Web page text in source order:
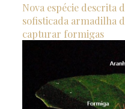
Nova espécie descrita
sofisticada armadilha
capturar formigas